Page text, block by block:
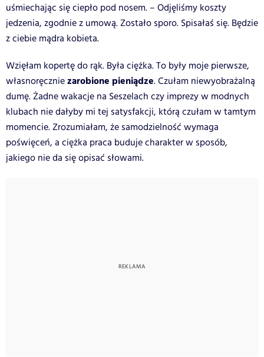
uśmiechając się ciepło pod nosem. – Odjęliśmy koszty
jedzenia, zgodnie z umową. Zostało sporo. Spisałaś się. Będzie
z ciebie mądra kobieta.
Wzięłam kopertę do rąk. Była ciężka. To były moje pierwsze,
własnoręczniezarobione pieniądze. Czułam niewyobrażalną
dumę. Żadne wakacje na Seszelach czy imprezy w modnych
klubach nie dałyby mi tej satysfakcji, którą czułam w tamtym
momencie. Zrozumiałam, że samodzielność wymaga
poświęceń, a ciężka praca buduje charakter w sposób,
jakiego nie da się opisać słowami.